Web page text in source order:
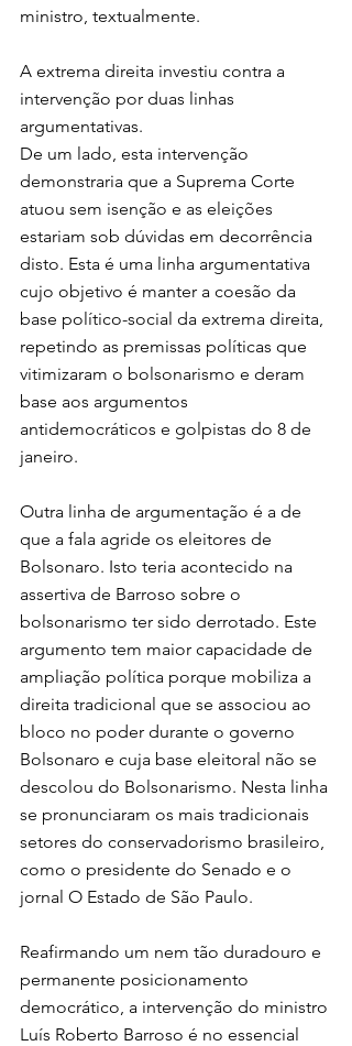
ministro, textualmente.
A extrema direita investiu contra a
intervenção por duas linhas
argumentativas.
De um lado, esta intervenção
demonstraria que a Suprema Corte
atuou sem isenção e as eleições
estariam sob dúvidas em decorrência
disto. Esta é uma linha argumentativa
cujo objetivo é manter a coesão da
base político-social da extrema direita,
repetindo as premissas políticas que
vitimizaram o bolsonarismo e deram
base aos argumentos
antidemocráticos e golpistas do 8 de
janeiro.
Outra linha de argumentação é a de
que a fala agride os eleitores de
Bolsonaro. Isto teria acontecido na
assertiva de Barroso sobre o
bolsonarismo ter sido derrotado. Este
argumento tem maior capacidade de
ampliação política porque mobiliza a
direita tradicional que se associou ao
bloco no poder durante o governo
Bolsonaro e cuja base eleitoral não se
descolou do Bolsonarismo. Nesta linha
se pronunciaram os mais tradicionais
setores do conservadorismo brasileiro,
como o presidente do Senado e o
jornal O Estado de São Paulo.
Reafirmando um nem tão duradouro e
permanente posicionamento
democrático, a intervenção do ministro
Luís Roberto Barroso é no essencial